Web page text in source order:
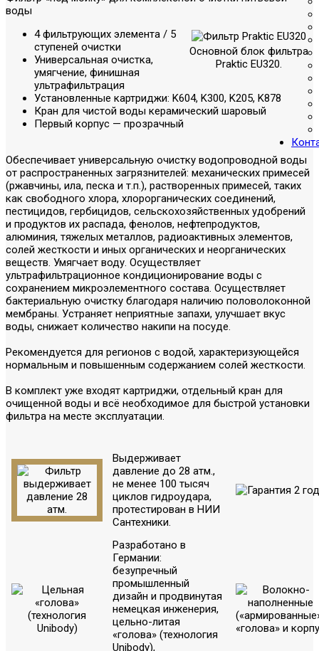
воды
Основной блок фильтра
Praktic EU320.
4 фильтрующих элемента / 5
ступеней очистки
Универсальная очистка,
умягчение, финишная
ультрафильтрация
Установленные картриджи: K604, K300, K205, K878
Кран для чистой воды керамический шаровый
Первый корпус — прозрачный
Обеспечивает универсальную очистку водопроводной воды
от распространенных загрязнителей: механических примесей
(ржавчины, ила, песка и т.п.), растворенных примесей, таких
как свободного хлора, хлорорганических соединений,
пестицидов, гербицидов, сельскохозяйственных удобрений
и продуктов их распада, фенолов, нефтепродуктов,
алюминия, тяжелых металлов, радиоактивных элементов,
солей жесткости и иных органических и неорганических
веществ. Умягчает воду. Осуществляет
ультрафильтрационное кондиционирование воды с
сохранением микроэлементного состава. Осуществляет
бактериальную очистку благодаря наличию половолоконной
мембраны. Устраняет неприятные запахи, улучшает вкус
воды, снижает количество накипи на посуде.
Рекомендуется для регионов с водой, характеризующейся
нормальным и повышенным содержанием солей жесткости.
В комплект уже входят картриджи, отдельный кран для
очищенной воды и всё необходимое для быстрой установки
фильтра на месте эксплуатации.
Выдерживает
давление до 28 атм.,
не менее 100 тысяч
циклов гидроудара,
протестирован в НИИ
Сантехники.
Разработано в
Германии:
безупречный
промышленный
дизайн и продвинутая
немецкая инженерия,
цельно-литая
«голова» (технология
Unibody),